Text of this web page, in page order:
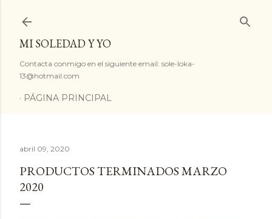
MI SOLEDAD Y YO
Contacta conmigo en el siguiente email: sole-loka-
13@hotmail.com
PÁGINA PRINCIPAL
abril 09, 2020
PRODUCTOS TERMINADOS MARZO
2020